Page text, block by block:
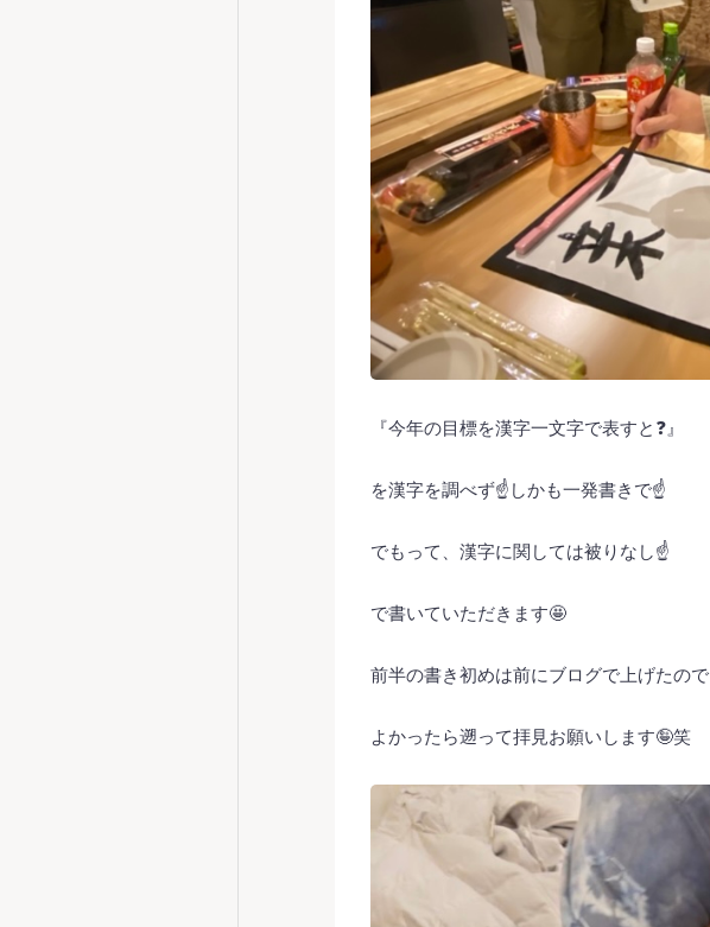
『今年の目標を漢字一文字で表すと❓』
を漢字を調べず☝️しかも一発書きで☝️
でもって、漢字に関しては被りなし☝️
で書いていただきます🤩
前半の書き初めは前にブログで上げたので
よかったら遡って拝見お願いします🤪笑